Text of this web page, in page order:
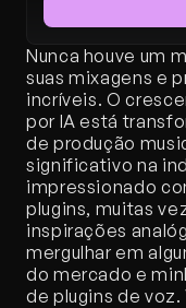
Nunca houve um
suas mixagens e
incríveis. O
por IA está
de produção
significativo na
impressionado
plugins, muitas
inspirações
mergulhar em
do mercado e
de plugins de